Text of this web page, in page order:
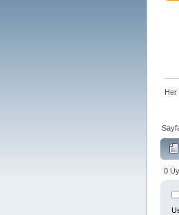
Her
0